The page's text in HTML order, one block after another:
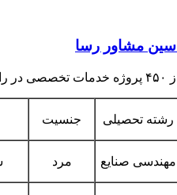
مشاور رسا
:
رشته تحصیلی جنسیت
مهندسی صنایع مرد